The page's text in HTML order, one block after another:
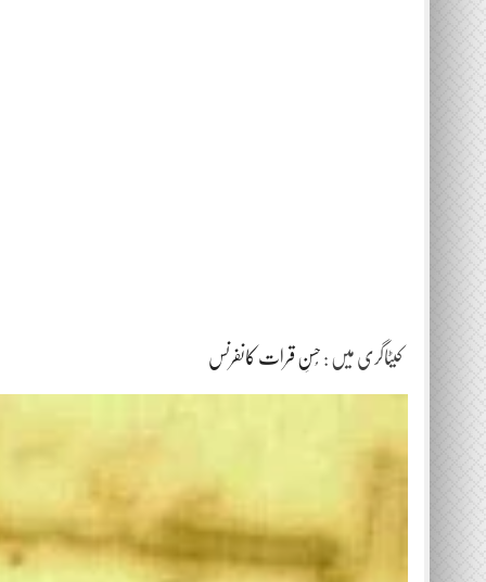
کیٹاگری میں : حُسنِ قرات کانفرنس